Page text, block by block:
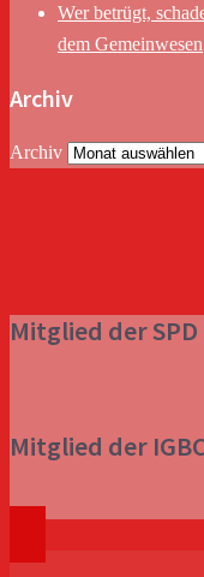
Wer betrügt,
dem Gemeinwesen
Archiv
Archiv
Mitglied der
Mitglied der